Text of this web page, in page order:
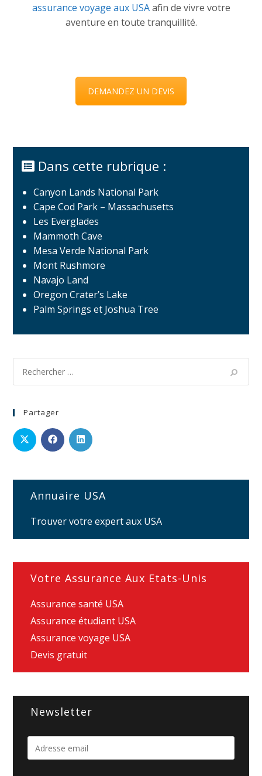
assurance voyage aux USAafin de vivre votre
aventure en toute tranquillité.
DEMANDEZ UN DEVIS
Dans cette rubrique :
Canyon Lands National Park
Cape Cod Park – Massachusetts
Les Everglades
Mammoth Cave
Mesa Verde National Park
Mont Rushmore
Navajo Land
Oregon Crater’s Lake
Palm Springs et Joshua Tree
Partager
Annuaire USA
Trouver votre expert aux USA
Votre Assurance Aux Etats-Unis
Assurance santé USA
Assurance étudiant USA
Assurance voyage USA
Devis gratuit
Newsletter